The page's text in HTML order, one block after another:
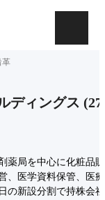
革
ディングス (
薬局を中心に化粧品
、医学資料保管、医
の新設分割で持株会